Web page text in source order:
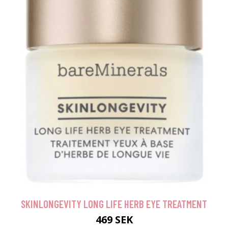
SKINLONGEVITY LONG LIFE HERB EYE TREATMENT
469 SEK